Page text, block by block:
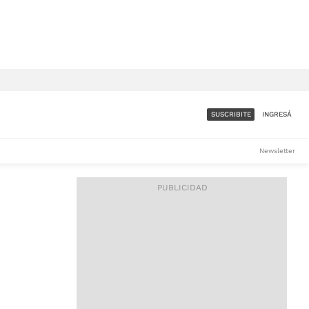
ACCESO FULL - $1.800/MES
SUSCRIBITE INGRESÁ
Newsletter